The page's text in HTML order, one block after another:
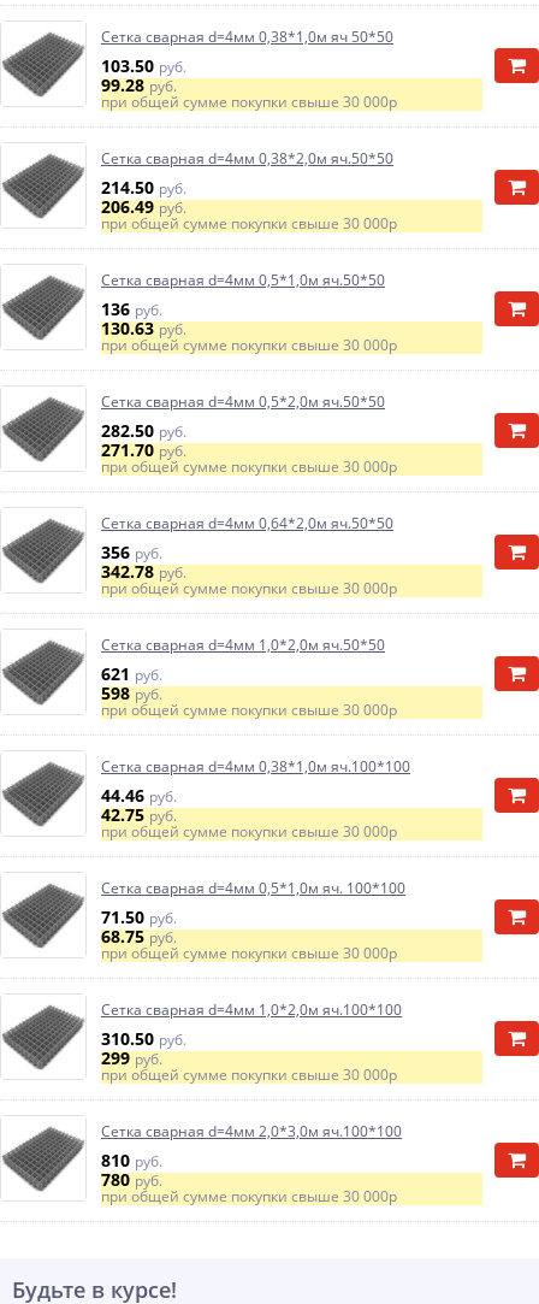
Сетка сварная d=4мм 0,38*1,0м яч 50*50
103.50 руб.
99.28руб.
при общей сумме покупки свыше 30 000р
Сетка сварная d=4мм 0,38*2,0м яч.50*50
214.50 руб.
206.49руб.
при общей сумме покупки свыше 30 000р
Сетка сварная d=4мм 0,5*1,0м яч.50*50
136 руб.
130.63руб.
при общей сумме покупки свыше 30 000р
Сетка сварная d=4мм 0,5*2,0м яч.50*50
282.50 руб.
271.70руб.
при общей сумме покупки свыше 30 000р
Сетка сварная d=4мм 0,64*2,0м яч.50*50
356 руб.
342.78руб.
при общей сумме покупки свыше 30 000р
Сетка сварная d=4мм 1,0*2,0м яч.50*50
621 руб.
598руб.
при общей сумме покупки свыше 30 000р
Сетка сварная d=4мм 0,38*1,0м яч.100*100
44.46 руб.
42.75руб.
при общей сумме покупки свыше 30 000р
Сетка сварная d=4мм 0,5*1,0м яч. 100*100
71.50 руб.
68.75руб.
при общей сумме покупки свыше 30 000р
Сетка сварная d=4мм 1,0*2,0м яч.100*100
310.50 руб.
299руб.
при общей сумме покупки свыше 30 000р
Сетка сварная d=4мм 2,0*3,0м яч.100*100
810 руб.
780руб.
при общей сумме покупки свыше 30 000р
Будьте в курсе!